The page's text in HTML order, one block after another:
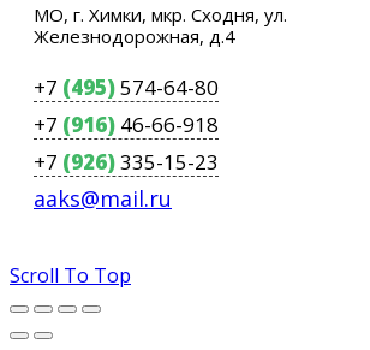
МО, г. Химки, мкр. Сходня, ул.
Железнодорожная, д.4
+7 (495)574-64-80
+7 (916) 46-66-918
+7 (926)335-15-23
aaks@mail.ru
Scroll To Top